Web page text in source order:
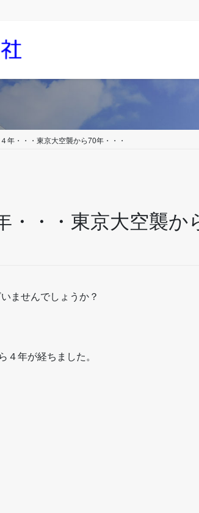
年・・・東京大空襲から70年・・・
・・・東京大空襲か
ませんでしょうか？
年が経ちました。